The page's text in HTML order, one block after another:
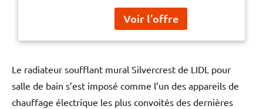
de température SafeStop Plus
utilisable en option à 43 °C
Cartouche compacte TurboStat
ProGrip avec structure moletée
arrêt d'eau mitigée intégré
AquaDimmer Eco avec
fonctions multiples : EcoButton
Le radiateur soufflant mural Silvercrest de LIDL pour
salle de bain s’est imposé comme l’un des appareils de
chauffage électrique les plus convoités des dernières